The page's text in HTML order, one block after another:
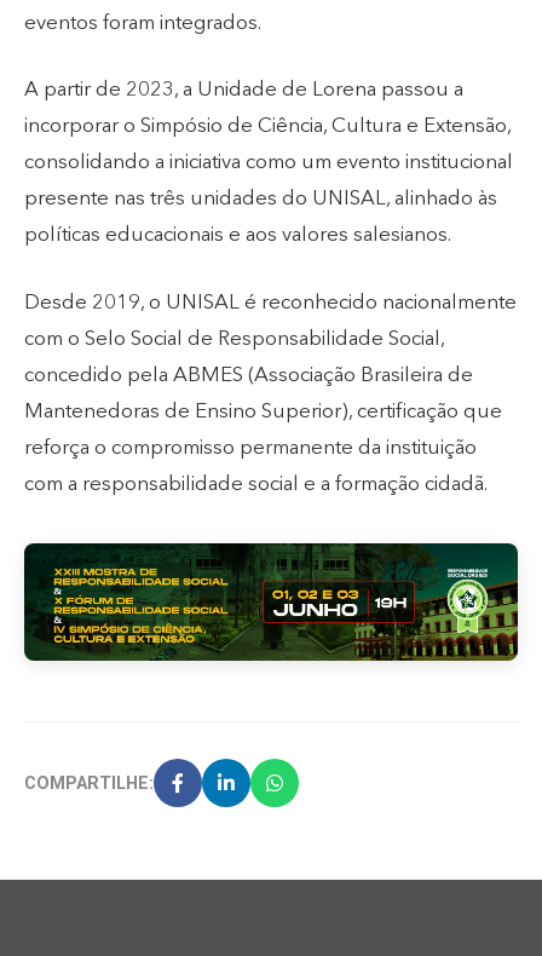
eventos foram integrados.
A partir de 2023, a Unidade de Lorena passou a
incorporar o Simpósio de Ciência, Cultura e Extensão,
consolidando a iniciativa como um evento institucional
presente nas três unidades do UNISAL, alinhado às
políticas educacionais e aos valores salesianos.
Desde 2019, o UNISAL é reconhecido nacionalmente
com o Selo Social de Responsabilidade Social,
concedido pela ABMES (Associação Brasileira de
Mantenedoras de Ensino Superior), certificação que
reforça o compromisso permanente da instituição
com a responsabilidade social e a formação cidadã.
COMPARTILHE: